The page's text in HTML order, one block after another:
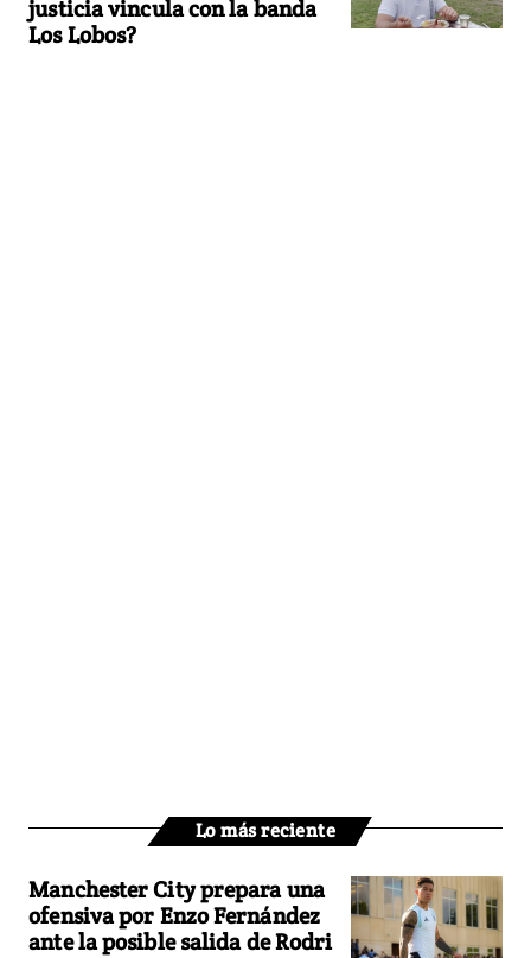
justicia vincula con la banda
Los Lobos?
Lo más reciente
Manchester City prepara una
ofensiva por Enzo Fernández
ante la posible salida de Rodri